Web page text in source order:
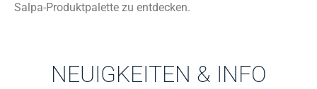
Salpa-Produktpalette zu entdecken.
NEUIGKEITEN & INFO